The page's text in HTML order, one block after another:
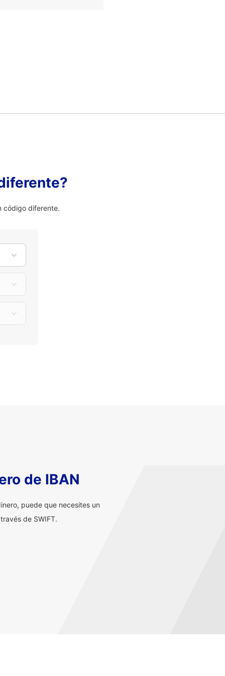
código diferente.
de IBAN
puede que necesites un
de SWIFT.